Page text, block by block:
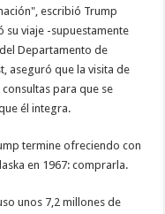
escribió Trump
su viaje -supuestamente
Departamento de
aseguró que la visita de
para que se
él integra.
termine ofreciendo con
en 1967: comprarla.
unos 7,2 millones de